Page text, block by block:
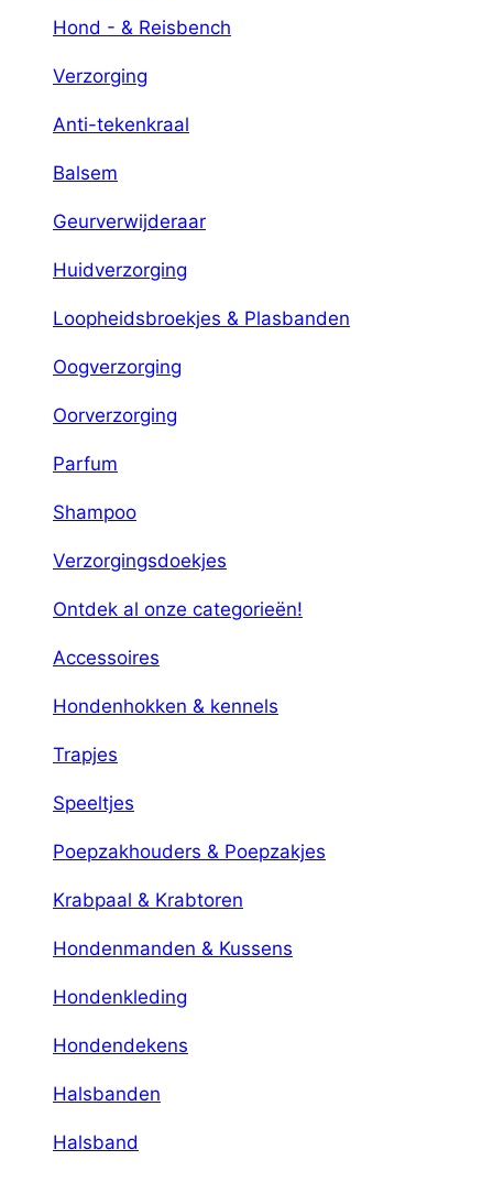
Hond - & Reisbench
Verzorging
Anti-tekenkraal
Balsem
Geurverwijderaar
Huidverzorging
Loopheidsbroekjes & Plasbanden
Oogverzorging
Oorverzorging
Parfum
Shampoo
Verzorgingsdoekjes
Ontdek al onze categorieën!
Accessoires
Hondenhokken & kennels
Trapjes
Speeltjes
Poepzakhouders & Poepzakjes
Krabpaal & Krabtoren
Hondenmanden & Kussens
Hondenkleding
Hondendekens
Halsbanden
Halsband